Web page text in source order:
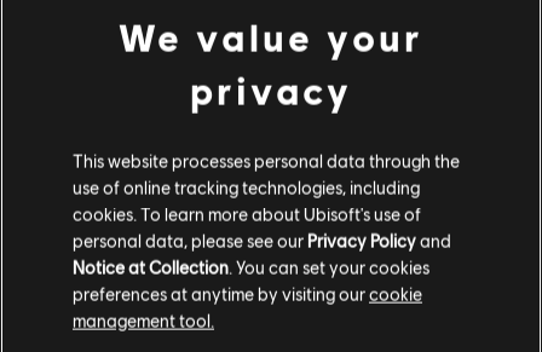
Wyświetlono1 z1
Szukasz najnowszych gier na PC? Już nie musisz — oto sklep
się najlepszymi wrażeniami gamingowymi, grając w nowe gry, korzystając z
We value your
privacy
This website processes personal data through the
use of online tracking technologies, including
cookies. To learn more about Ubisoft's use of
personal data, please see our Privacy Policyand
Notice at Collection . You can set your cookies
preferences at anytime by visiting ourcookie
management tool.